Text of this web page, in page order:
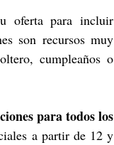
oferta para incluir
son recursos muy
cumpleaños o
para todos los
a partir de 12 y